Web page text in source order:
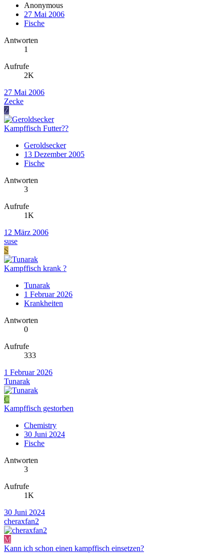
Anonymous
27 Mai 2006
Fische
Antworten
1
Aufrufe
2K
27 Mai 2006
Zecke
Z
Kampffisch Futter??
Geroldsecker
13 Dezember 2005
Fische
Antworten
3
Aufrufe
1K
12 März 2006
suse
S
Kampffisch krank ?
Tunarak
1 Februar 2026
Krankheiten
Antworten
0
Aufrufe
333
1 Februar 2026
Tunarak
C
Kampffisch gestorben
Chemistry
30 Juni 2024
Fische
Antworten
3
Aufrufe
1K
30 Juni 2024
cheraxfan2
M
Kann ich schon einen kampffisch einsetzen?